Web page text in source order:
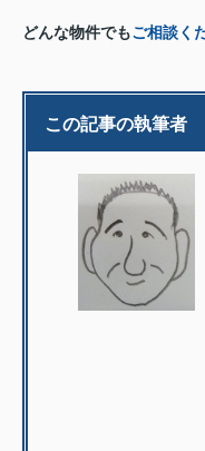
どんな物件でもご相談く
この記事の執筆者